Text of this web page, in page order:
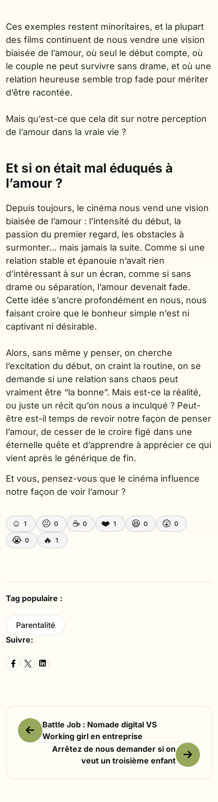
Ces exemples restent minoritaires, et la plupart
des films continuent de nous vendre une vision
biaisée de l’amour, où seul le début compte, où
le couple ne peut survivre sans drame, et où une
relation heureuse semble trop fade pour mériter
d’être racontée.
Mais qu’est-ce que cela dit sur notre perception
de l’amour dans la vraie vie ?
Et si on était mal éduqués à
l’amour ?
Depuis toujours, le cinéma nous vend une vision
biaisée de l’amour : l’intensité du début, la
passion du premier regard, les obstacles à
surmonter… mais jamais la suite. Comme si une
relation stable et épanouie n’avait rien
d’intéressant à sur un écran, comme si sans
drame ou séparation, l’amour devenait fade.
Cette idée s’ancre profondément en nous, nous
faisant croire que le bonheur simple n’est ni
captivant ni désirable.
Alors, sans même y penser, on cherche
l’excitation du début, on craint la routine, on se
demande si une relation sans chaos peut
vraiment être “la bonne”. Mais est-ce la réalité,
ou juste un récit qu’on nous a inculqué ? Peut-
être est-il temps de revoir notre façon de penser
l’amour, de cesser de le croire figé dans une
éternelle quête et d’apprendre à apprécier ce qui
vient après le générique de fin.
Et vous, pensez-vous que le cinéma influence
notre façon de voir l’amour ?
☺️ 1 ☹️ 0 ☕ 0 ❤️ 1 😆 0 😲 0
😭 0 🔥 1
Tag populaire :
Parentalité
Suivre:
Battle Job : Nomade digital VS
Working girl en entreprise
Arrêtez de nous demander si on
veut un troisième enfant